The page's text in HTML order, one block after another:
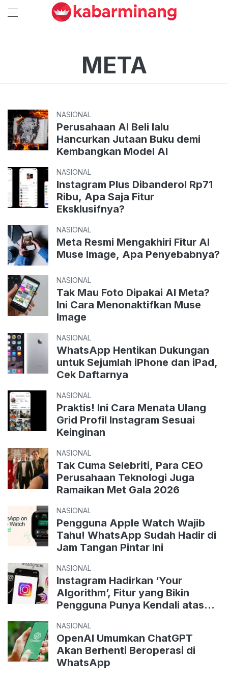
META
NASIONAL
Perusahaan AI Beli lalu
Hancurkan Jutaan Buku demi
Kembangkan Model AI
NASIONAL
Instagram Plus Dibanderol Rp71
Ribu, Apa Saja Fitur
Eksklusifnya?
NASIONAL
Meta Resmi Mengakhiri Fitur AI
Muse Image, Apa Penyebabnya?
NASIONAL
Tak Mau Foto Dipakai AI Meta?
Ini Cara Menonaktifkan Muse
Image
NASIONAL
WhatsApp Hentikan Dukungan
untuk Sejumlah iPhone dan iPad,
Cek Daftarnya
NASIONAL
Praktis! Ini Cara Menata Ulang
Grid Profil Instagram Sesuai
Keinginan
NASIONAL
Tak Cuma Selebriti, Para CEO
Perusahaan Teknologi Juga
Ramaikan Met Gala 2026
NASIONAL
Pengguna Apple Watch Wajib
Tahu! WhatsApp Sudah Hadir di
Jam Tangan Pintar Ini
NASIONAL
Instagram Hadirkan ‘Your
Algorithm’, Fitur yang Bikin
Pengguna Punya Kendali atas
NASIONAL
OpenAI Umumkan ChatGPT
Akan Berhenti Beroperasi di
WhatsApp